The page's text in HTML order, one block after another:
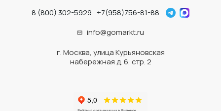
8 (800) 302-5929 +7(958)756-81-88
info@gomarkt.ru
г. Москва, улица Курьяновская
набережная д. 6, стр. 2